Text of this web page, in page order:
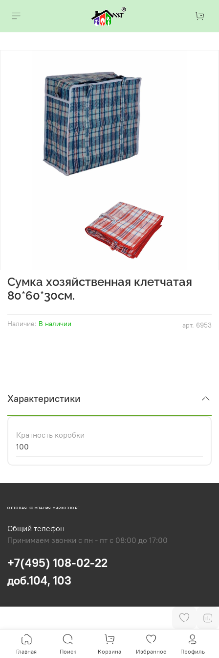
арт. 6953
Наличие: В наличии
Сумка хозяйственная клетчатая
80*60*30см.
Характеристики
Кратность коробки
100
ОПТОВАЯ КОМПАНИЯ МИРХОЗТОРГ
Общий телефон
Принимаем звонки с пн - пт с 08:00 до 17:00
+7(495) 108-02-22
доб.104, 103
Главная Поиск Корзина Избранное Профиль